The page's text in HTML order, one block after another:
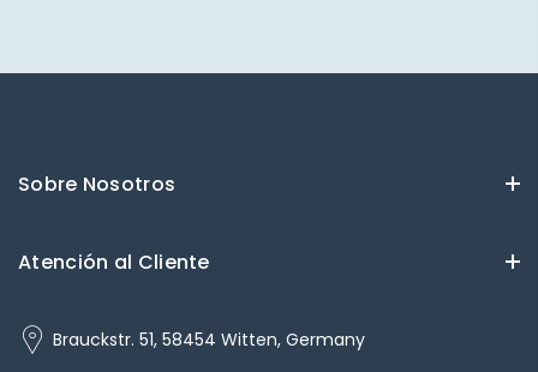
Sobre Nosotros
Atención al Cliente
Brauckstr. 51, 58454 Witten, Germany